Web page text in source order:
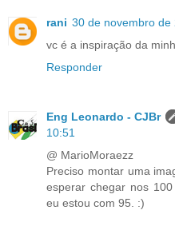
rani 30 de novembro de
vc é a inspiração da
Responder
Eng Leonardo - CJBr
10:51
@ MarioMoraezz
Preciso montar uma
esperar chegar nos
eu estou com 95. :)